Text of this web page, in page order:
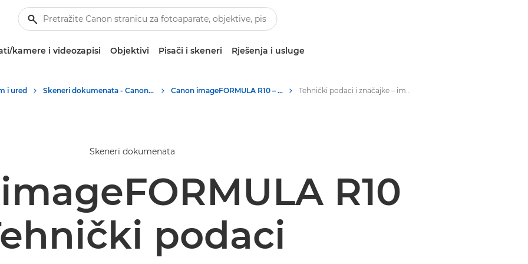
kamere i videozapisi Objektivi Pisači i skeneri Rješenja i usluge
i ured Skeneri dokumenata - Canon Hrvatska Canon imageFORMULA R10 – skeneri dokumenata Tehnički podaci i značajke – imageFORMULA R10 tvrtke Canon – skeneri dokumenata
Skeneri dokumenata
R10
podaci